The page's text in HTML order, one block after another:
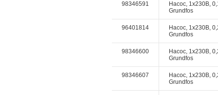
98346591
Насос, 1x230В,
Grundfos
96401814
Насос, 1x230В,
Grundfos
98346600
Насос, 1x230В,
Grundfos
98346607
Насос, 1x230В,
Grundfos